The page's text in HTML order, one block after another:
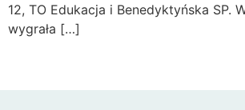
12, TO Edukacja i Benedyktyńska SP.
wygrała […]